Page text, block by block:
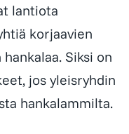
lantiota
korjaavien
Siksi on
jos yleisryhdin
hankalammilta.